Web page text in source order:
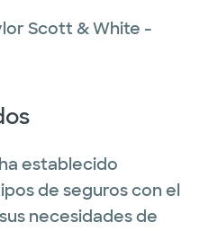
Scott & White -
establecido
de seguros con el
necesidades de